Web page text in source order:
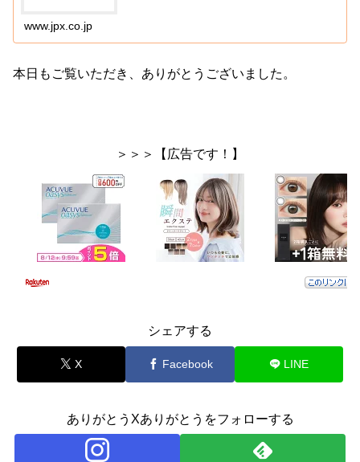
www.jpx.co.jp
本日もご覧いただき、ありがとうございました。
＞＞＞【広告です！】
シェアする
X Facebook LINE
ありがとうXありがとうをフォローする